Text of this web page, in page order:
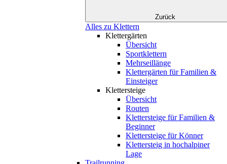
Zurück
Alles zu Klettern
Klettergärten
Übersicht
Sportklettern
Mehrseillänge
Klettergärten für Familien &
Einsteiger
Klettersteige
Übersicht
Routen
Klettersteige für Familien &
Beginner
Klettersteige für Könner
Klettersteig in hochalpiner
Lage